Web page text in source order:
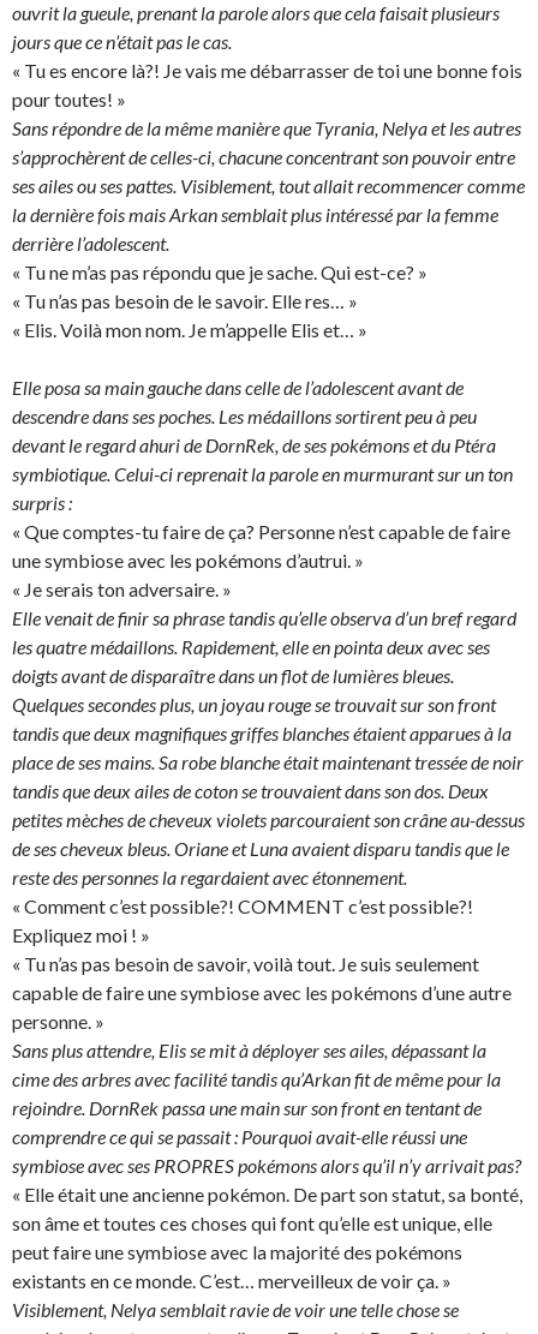
ouvrit la gueule, prenant la parole alors que cela faisait plusieurs
jours que ce n’était pas le cas.
« Tu es encore là?! Je vais me débarrasser de toi une bonne fois
pour toutes! »
Sans répondre de la même manière que Tyrania, Nelya et les autres
s’approchèrent de celles-ci, chacune concentrant son pouvoir entre
ses ailes ou ses pattes. Visiblement, tout allait recommencer comme
la dernière fois mais Arkan semblait plus intéressé par la femme
derrière l’adolescent.
« Tu ne m’as pas répondu que je sache. Qui est-ce? »
« Tu n’as pas besoin de le savoir. Elle res… »
« Elis. Voilà mon nom. Je m’appelle Elis et… »
Elle posa sa main gauche dans celle de l’adolescent avant de
descendre dans ses poches. Les médaillons sortirent peu à peu
devant le regard ahuri de DornRek, de ses pokémons et du Ptéra
symbiotique. Celui-ci reprenait la parole en murmurant sur un ton
surpris :
« Que comptes-tu faire de ça? Personne n’est capable de faire
une symbiose avec les pokémons d’autrui. »
« Je serais ton adversaire. »
Elle venait de finir sa phrase tandis qu’elle observa d’un bref regard
les quatre médaillons. Rapidement, elle en pointa deux avec ses
doigts avant de disparaître dans un flot de lumières bleues.
Quelques secondes plus, un joyau rouge se trouvait sur son front
tandis que deux magnifiques griffes blanches étaient apparues à la
place de ses mains. Sa robe blanche était maintenant tressée de noir
tandis que deux ailes de coton se trouvaient dans son dos. Deux
petites mèches de cheveux violets parcouraient son crâne au-dessus
de ses cheveux bleus. Oriane et Luna avaient disparu tandis que le
reste des personnes la regardaient avec étonnement.
« Comment c’est possible?! COMMENT c’est possible?!
Expliquez moi ! »
« Tu n’as pas besoin de savoir, voilà tout. Je suis seulement
capable de faire une symbiose avec les pokémons d’une autre
personne. »
Sans plus attendre, Elis se mit à déployer ses ailes, dépassant la
cime des arbres avec facilité tandis qu’Arkan fit de même pour la
rejoindre. DornRek passa une main sur son front en tentant de
comprendre ce qui se passait : Pourquoi avait-elle réussi une
symbiose avec ses PROPRES pokémons alors qu’il n’y arrivait pas?
« Elle était une ancienne pokémon. De part son statut, sa bonté,
son âme et toutes ces choses qui font qu’elle est unique, elle
peut faire une symbiose avec la majorité des pokémons
existants en ce monde. C’est… merveilleux de voir ça. »
Visiblement, Nelya semblait ravie de voir une telle chose se